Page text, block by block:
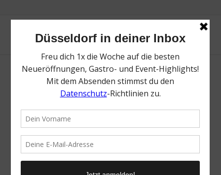
GRANDE ÉTOILE | Lieblingsladen | Mr.